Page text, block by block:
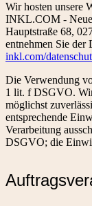
Wir hosten unsere
INKL.COM -
Hauptstraße 68,
entnehmen Sie
inkl.com/
Die Verwendung
1 lit. f DSGVO. Wir
möglichst
entsprechende
Verarbeitung
DSGVO; die